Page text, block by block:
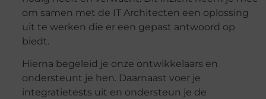
om samen met de IT Architecten een oplossing
uit te werken die er een gepast antwoord op
biedt.
Hierna begeleid je onze ontwikkelaars en
ondersteunt je hen. Daarnaast voer je
integratietests uit en ondersteun je de